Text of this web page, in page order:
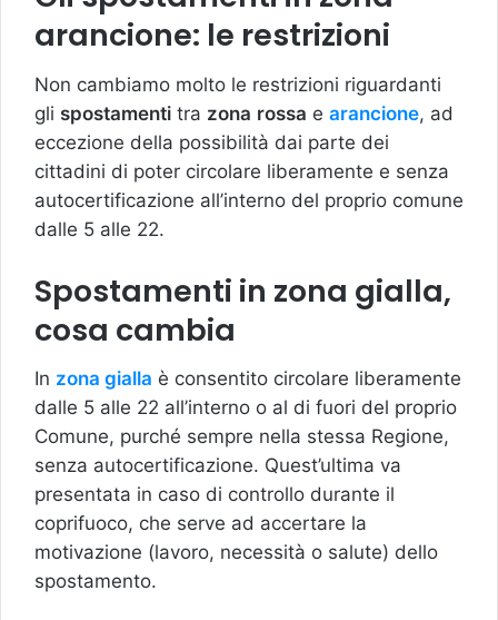
arancione: le restrizioni
Non cambiamo molto le restrizioni riguardanti
gli spostamenti tra zona rossa e arancione, ad
eccezione della possibilità dai parte dei
cittadini di poter circolare liberamente e senza
autocertificazione all’interno del proprio comune
dalle 5 alle 22.
Spostamenti in zona gialla,
cosa cambia
In zona gialla è consentito circolare liberamente
dalle 5 alle 22 all’interno o al di fuori del proprio
Comune, purché sempre nella stessa Regione,
senza autocertificazione. Quest’ultima va
presentata in caso di controllo durante il
coprifuoco, che serve ad accertare la
motivazione (lavoro, necessità o salute) dello
spostamento.